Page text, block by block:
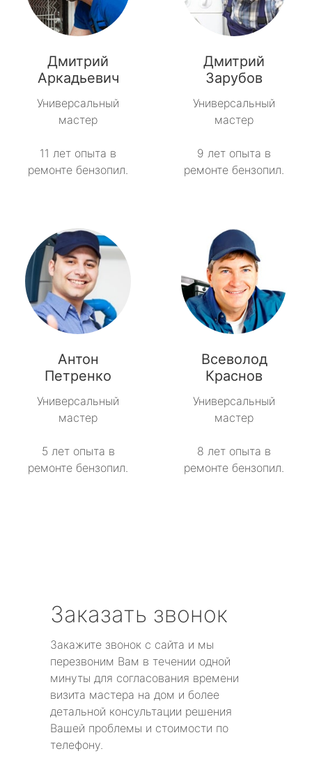
Дмитрий
Аркадьевич
Универсальный
мастер
11 лет опыта в
ремонте бензопил.
Дмитрий
Зарубов
Универсальный
мастер
9 лет опыта в
ремонте бензопил.
Антон
Петренко
Универсальный
мастер
5 лет опыта в
ремонте бензопил.
Всеволод
Краснов
Универсальный
мастер
8 лет опыта в
ремонте бензопил.
Заказать звонок
Закажите звонок с сайта и мы
перезвоним Вам в течении одной
минуты для согласования времени
визита мастера на дом и более
детальной консультации решения
Вашей проблемы и стоимости по
телефону.